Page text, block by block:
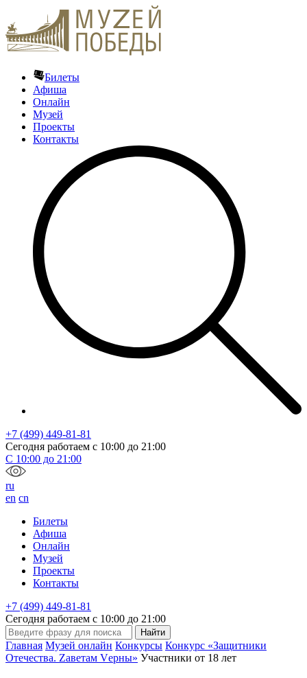
Билеты
Афиша
Онлайн
Музей
Проекты
Контакты
+7 (499) 449-81-81
Сегодня работаем с 10:00 до 21:00
С 10:00 до 21:00
ru
en cn
Билеты
Афиша
Онлайн
Музей
Проекты
Контакты
+7 (499) 449-81-81
Сегодня работаем с 10:00 до 21:00
Главная Музей онлайн Конкурсы Конкурс «Защитники
Отечества. Zаветам Vерны» Участники от 18 лет